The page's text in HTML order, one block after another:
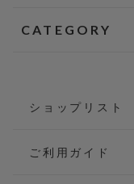
CATEGORY
ショップリスト
ご利用ガイド